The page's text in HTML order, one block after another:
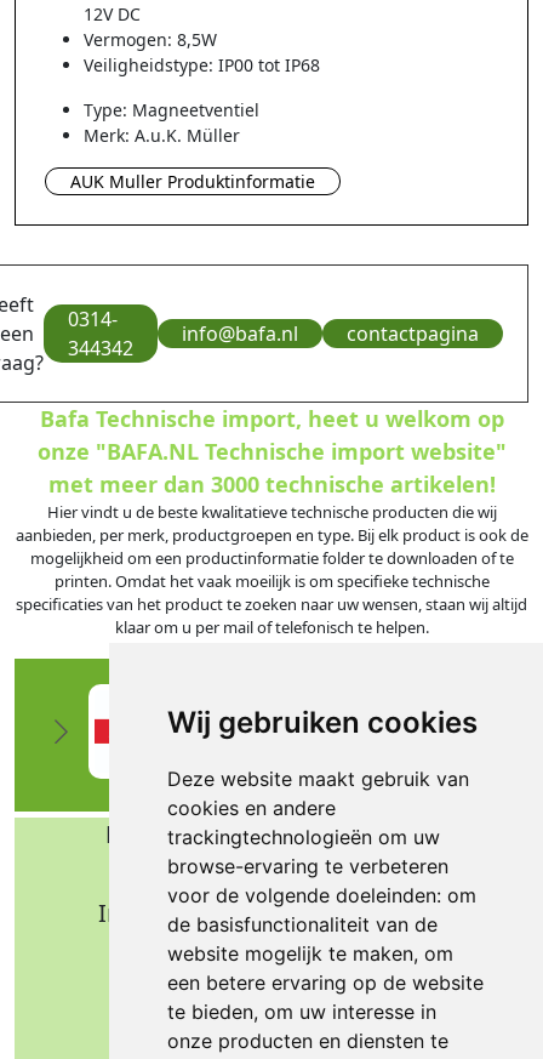
Wij gebruiken cookies
Deze website maakt gebruik van
cookies en andere
trackingtechnologieën om uw
browse-ervaring te verbeteren
voor de volgende doeleinden: om
de basisfunctionaliteit van de
website mogelijk te maken, om
een betere ervaring op de website
te bieden, om uw interesse in
onze producten en diensten te
12V DC
Vermogen: 8,5W
Veiligheidstype: IP00 tot IP68
Type: Magneetventiel
Merk: A.u.K. Müller
AUK Muller Produktinformatie
0314-
344342
info@bafa.nl contactpagina
Bafa Technische import, heet u welkom op
onze "BAFA.NL Technische import website"
met meer dan 3000 technische artikelen!
Hier vindt u de beste kwalitatieve technische producten die wij
aanbieden, per merk, productgroepen en type. Bij elk product is ook de
mogelijkheid om een productinformatie folder te downloaden of te
printen. Omdat het vaak moeilijk is om specifieke technische
specificaties van het product te zoeken naar uw wensen, staan wij altijd
klaar om u per mail of telefonisch te helpen.
Bafa b.v. Technische import
Nijverheidsweg 11
Industrieterrein Verheulsweide
7005 AS Doetinchem
Tel.: +31 (0)314 344 342
Email: info@bafa.nl